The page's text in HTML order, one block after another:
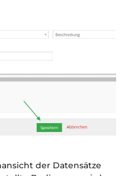
der Datensätze